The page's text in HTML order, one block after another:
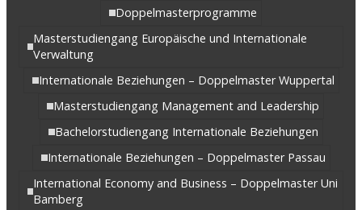
Doppelmasterprogramme
Masterstudiengang Europäische und Internationale
Verwaltung
Internationale Beziehungen – Doppelmaster Wuppertal
Masterstudiengang Management and Leadership
Bachelorstudiengang Internationale Beziehungen
Internationale Beziehungen – Doppelmaster Passau
International Economy and Business – Doppelmaster Uni
Bamberg